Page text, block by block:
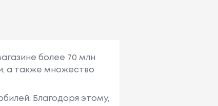
более 70 млн
а также множество
Благодоря этому,